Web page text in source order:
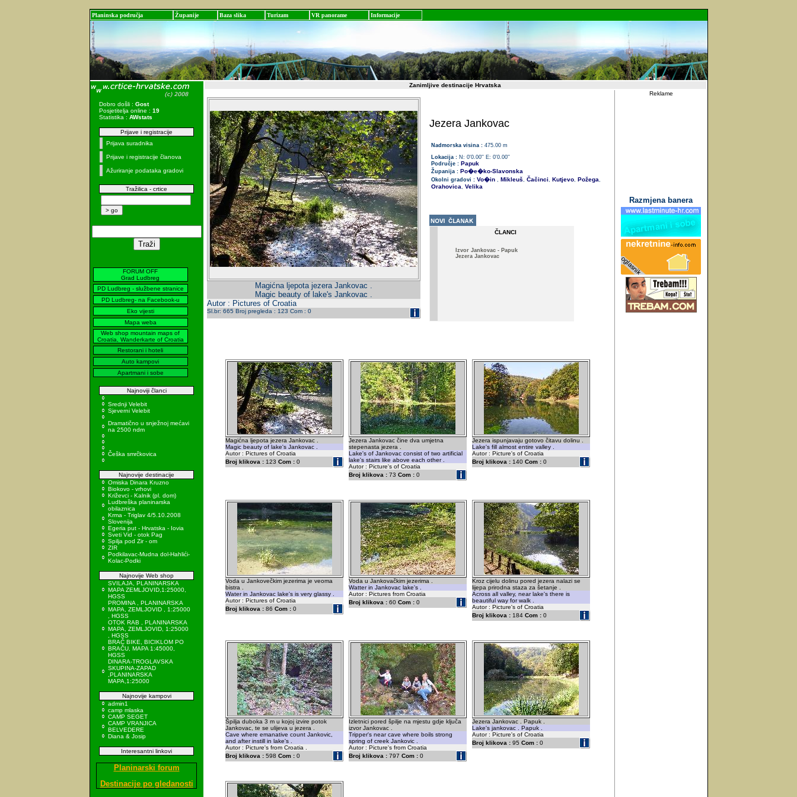
Planinska područja Županije Baza slika Turizam VR panorame Informacije
Dobro došli : Gost
Posjetitelja online : 19
Statistika : AWstats
Prijave i registracije
Prijava suradnika
Prijave i registracije članova
Ažuriranje podataka gradovi
Tražilica - crtice
FORUM OFF
Grad Ludbreg
PD Ludbreg - službene stranice
PD Ludbreg- na Facebook-u
Eko vijesti
Mapa weba
Web shop mountain maps of
Croatia, Wanderkarte of Croatia
Restorani i hoteli
Auto kampovi
Apartmani i sobe
Najnoviji članci
Srednji Velebit
Sjeverni Velebit
Dramatično u snježnoj mećavi
na 2500 ndm
Češka smrčkovica
Najnovije destinacije
Omiska Dinara Kruzno
Biokovo - vrhovi
Križevci - Kalnik (pl. dom)
Ludbreška planinarska
obilaznica
Krma - Triglav 4/5.10.2008
Slovenija
Egeria put - Hrvatska - Iovia
Sveti Vid - otok Pag
Spilja pod Zir - om
ZIR
Podkilavac-Mudna dol-Hahlići-
Kolac-Podki
Najnovije Web shop
SVILAJA, PLANINARSKA
MAPA ZEMLJOVID,1:25000,
HGSS
PROMINA , PLANINARSKA
MAPA, ZEMLJOVID , 1:25000
, HGSS
OTOK RAB , PLANINARSKA
MAPA, ZEMLJOVID, 1:25000
, HGSS
BRAČ BIKE, BICIKLOM PO
BRAČU, MAPA 1:45000,
HGSS
DINARA-TROGLAVSKA
SKUPINA-ZAPAD
,PLANINARSKA
MAPA,1:25000
Najnovije kampovi
admin1
camp mlaska
CAMP SEGET
CAMP VRANJICA
BELVEDERE
Diana & Josip
Interesantni linkovi
Planinarski forum
Destinacije po gledanosti
Zanimljive destinacije Hrvatska
Magićna ljepota jezera Jankovac .
Magic beauty of lake's Jankovac .
Autor : Pictures of Croatia
Sl.br: 665 Broj pregleda : 123 Com : 0
Jezera Jankovac
Nadmorska visina : 475.00 m
Lokacija : N: 0'0.00'' E: 0'0.00''
Područje : Papuk
Županija : Po�e�ko-Slavonska
Okolni gradovi : Vo�in , Mikleuš, Čačinci, Kutjevo, Požega,
Orahovica, Velika
ČLANCI
Izvor Jankovac - Papuk
Jezera Jankovac
Magićna ljepota jezera Jankovac .
Magic beauty of lake's Jankovac .
Autor : Pictures of Croatia
Broj klikova : 123 Com : 0
Jezera Jankovac čine dva umjetna
stepenasta jezera .
Lake's of Jankovac consist of two artificial
lake's stairs like above each other .
Autor : Picture's of Croatia
Broj klikova : 73 Com : 0
Jezera ispunjavaju gotovo čitavu dolinu .
Lake's fill almost entire valley .
Autor : Picture's of Croatia
Broj klikova : 140 Com : 0
Voda u Jankovečkim jezerima je veoma
bistra .
Water in Jankovac lake's is very glassy .
Autor : Pictures of Croatia
Broj klikova : 86 Com : 0
Voda u Jankovačkim jezerima .
Watter in Jankovac lake's .
Autor : Pictures from Croatia
Broj klikova : 60 Com : 0
Kroz cijelu dolinu pored jezera nalazi se
lijepa prirodna staza za šetanje .
Across all valley, near lake's there is
beautiful way for walk .
Autor : Picture's of Croatia
Broj klikova : 184 Com : 0
Špilja duboka 3 m u kojoj izvire potok
Jankovac, te se ulijeva u jezera .
Cave where emanative count Jankovic,
and after instill in lake's .
Autor : Picture's from Croatia .
Broj klikova : 598 Com : 0
Izletnici pored špilje na mjestu gdje ključa
izvor Jankovac .
Tripper's near cave where boils strong
spring of creek Jankovic .
Autor : Picture's from Croatia
Broj klikova : 797 Com : 0
Jezera Jankovac . Papuk .
Lake's jankovac . Papuk .
Autor : Picture's of Croatia
Broj klikova : 95 Com : 0
Reklame
Razmjena banera